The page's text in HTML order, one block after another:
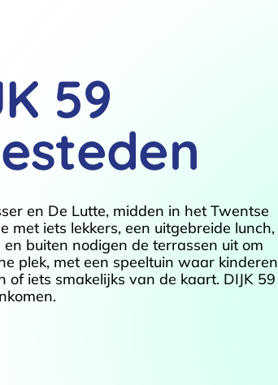
59
en De Lutte, midden in het Twentse
iets lekkers, een uitgebreide lunch,
buiten nodigen de terrassen uit om
plek, met een speeltuin waar kinderen
iets smakelijks van de kaart. DIJK 59